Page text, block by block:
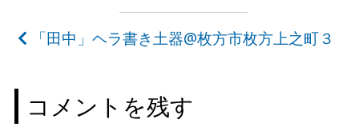
ナ
ビ
ゲ
「田中」ヘラ書き土器@枚方市枚方上之町３
コメントを残す